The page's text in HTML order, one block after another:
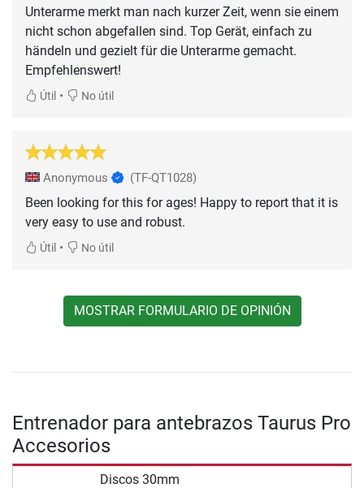
Unterarme merkt man nach kurzer Zeit, wenn sie einem
nicht schon abgefallen sind. Top Gerät, einfach zu
händeln und gezielt für die Unterarme gemacht.
Empfehlenswert!
Útil • No útil
Anonymous (TF-QT1028)
Been looking for this for ages! Happy to report that it is
very easy to use and robust.
Útil • No útil
MOSTRAR FORMULARIO DE OPINIÓN
Entrenador para antebrazos Taurus Pro
Accesorios
Discos 30mm